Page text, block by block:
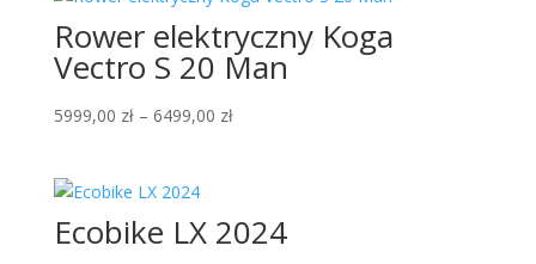
Rower elektryczny Koga
Vectro S 20 Man
5999,00 zł – 6499,00 złZakres
do
6499,00 zł
Ecobike LX 2024